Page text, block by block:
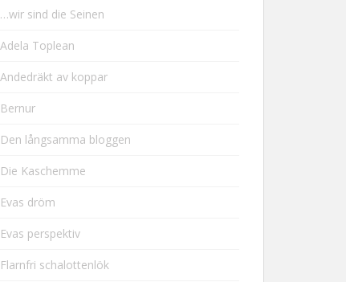
…wir sind die Seinen
Adela Toplean
Andedräkt av koppar
Bernur
Den långsamma bloggen
Die Kaschemme
Evas dröm
Evas perspektiv
Flarnfri schalottenlök